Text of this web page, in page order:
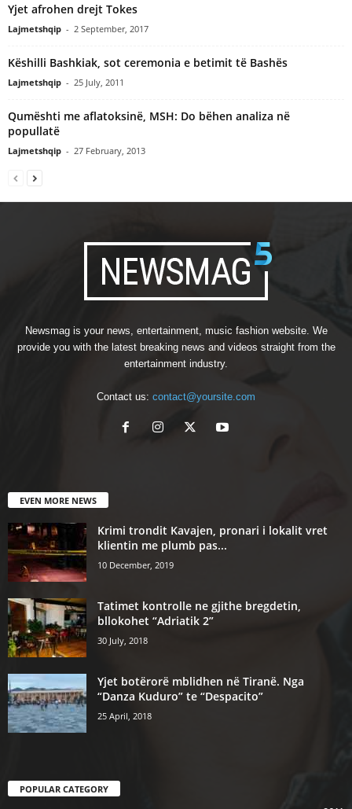
Yjet afrohen drejt Tokes
Lajmetshqip - 2 September, 2017
Këshilli Bashkiak, sot ceremonia e betimit të Bashës
Lajmetshqip - 25 July, 2011
Qumështi me aflatoksinë, MSH: Do bëhen analiza në
popullatë
Lajmetshqip - 27 February, 2013
Newsmag is your news, entertainment, music fashion website. We
provide you with the latest breaking news and videos straight from the
entertainment industry.
Contact us: contact@yoursite.com
EVEN MORE NEWS
Krimi trondit Kavajen, pronari i lokalit vret
klientin me plumb pas...
10 December, 2019
Tatimet kontrolle ne gjithe bregdetin,
bllokohet “Adriatik 2”
30 July, 2018
Yjet botërorë mblidhen në Tiranë. Nga
“Danza Kuduro” te “Despacito”
25 April, 2018
POPULAR CATEGORY